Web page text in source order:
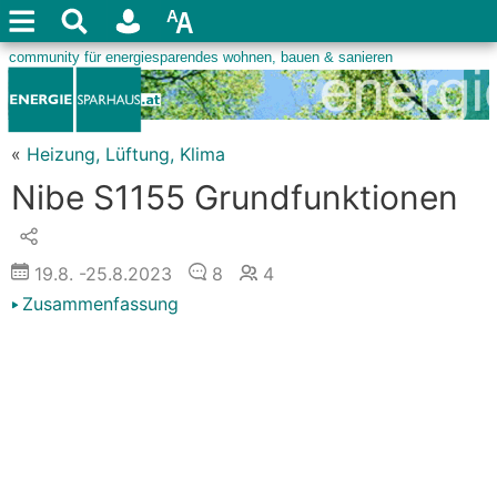
« Heizung, Lüftung, Klima
Nibe S1155 Grundfunktionen
19.8. -25.8.2023 8
4
Zusammenfassung